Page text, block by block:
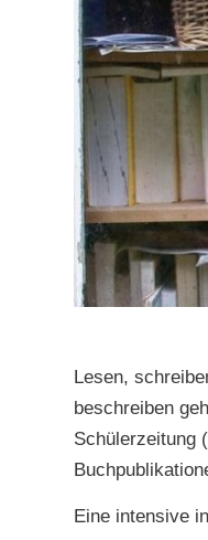
Lesen,
beschreiben
Schülerzeitung
Eine intensive